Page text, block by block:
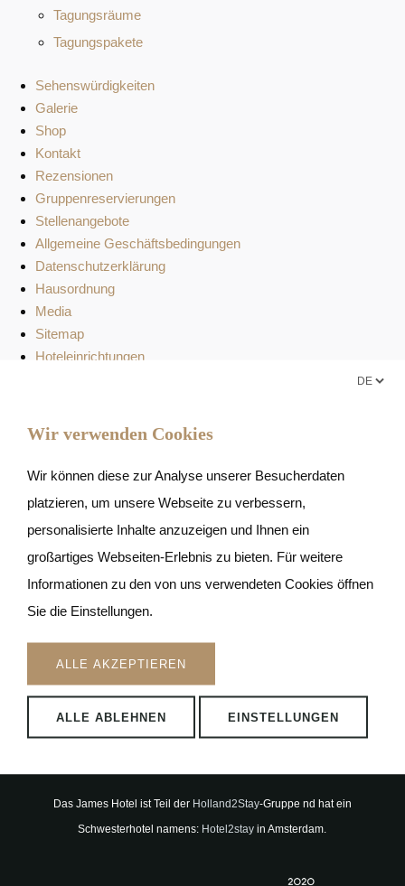
Tagungsräume
Tagungspakete
Sehenswürdigkeiten
Galerie
Shop
Kontakt
Rezensionen
Gruppenreservierungen
Stellenangebote
Allgemeine Geschäftsbedingungen
Datenschutzerklärung
Hausordnung
Media
Sitemap
Hoteleinrichtungen
Häufig gestellte Fragen
entscheiden?
The James > Sitemap
Über uns
Das James ist ein einzigartiges 4-Sterne-Hotel im Stadtzentrum von
Das James Hotel ist Teil der Holland2Stay-Gruppe nd hat ein
Schwesterhotel namens: Hotel2stay in Amsterdam.
Wir verwenden Cookies
Wir können diese zur Analyse unserer Besucherdaten
platzieren, um unsere Webseite zu verbessern,
personalisierte Inhalte anzuzeigen und Ihnen ein
großartiges Webseiten-Erlebnis zu bieten. Für weitere
Informationen zu den von uns verwendeten Cookies öffnen
Sie die Einstellungen.
ALLE AKZEPTIEREN
ALLE ABLEHNEN EINSTELLUNGEN